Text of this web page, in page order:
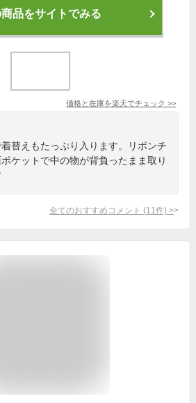
商品をサイトでみる
価格と在庫を楽天でチェック >>
替えもたっぷり入ります。リボンチ
ケットで中の物が背負ったまま取り
全てのおすすめコメント (11 件) >